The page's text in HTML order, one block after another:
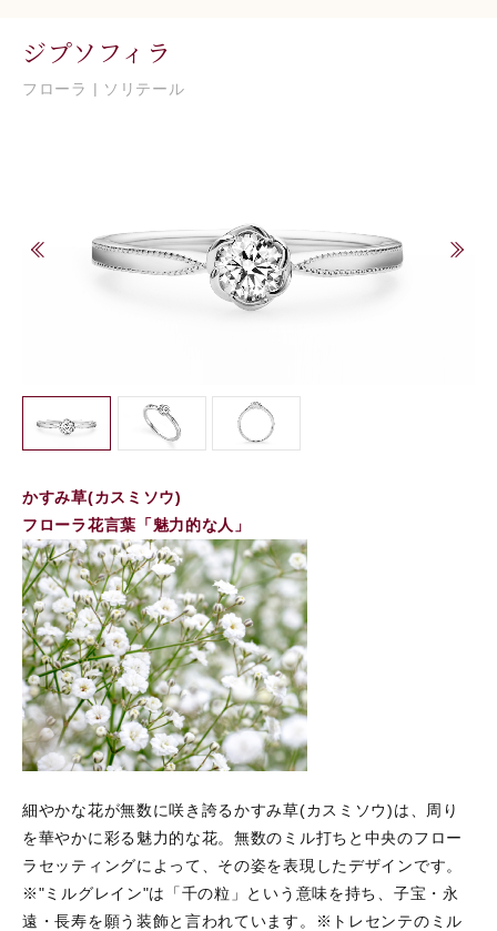
ジプソフィラ
フローラ | ソリテール
かすみ草(カスミソウ)
フローラ花言葉「魅力的な人」
細やかな花が無数に咲き誇るかすみ草(カスミソウ)は、周り
を華やかに彩る魅力的な花。無数のミル打ちと中央のフロー
ラセッティングによって、その姿を表現したデザインです。
※"ミルグレイン"は「千の粒」という意味を持ち、子宝・永
遠・長寿を願う装飾と言われています。※トレセンテのミル